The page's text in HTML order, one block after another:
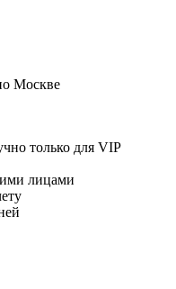
Москве
только для VIP
лицами